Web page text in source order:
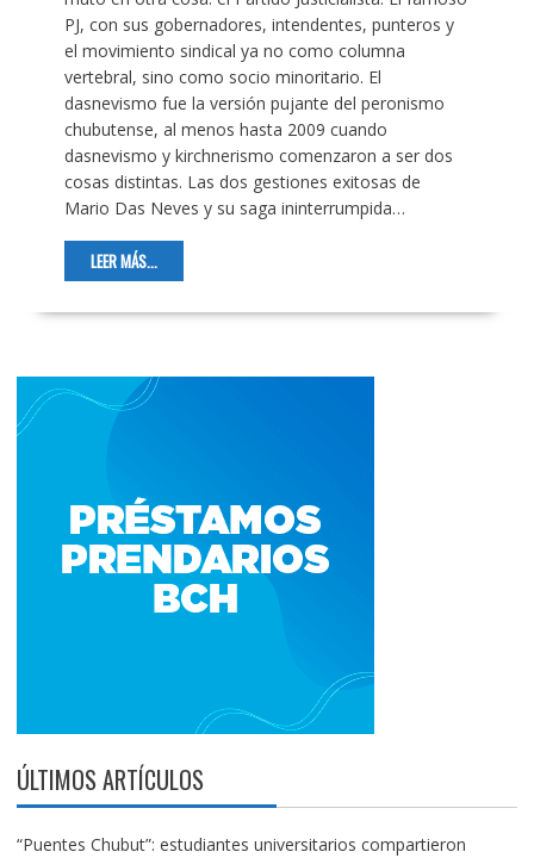
PJ, con sus gobernadores, intendentes, punteros y
el movimiento sindical ya no como columna
vertebral, sino como socio minoritario. El
dasnevismo fue la versión pujante del peronismo
chubutense, al menos hasta 2009 cuando
dasnevismo y kirchnerismo comenzaron a ser dos
cosas distintas. Las dos gestiones exitosas de
Mario Das Neves y su saga ininterrumpida…
LEER MÁS...
ÚLTIMOS ARTÍCULOS
“Puentes Chubut”: estudiantes universitarios compartieron